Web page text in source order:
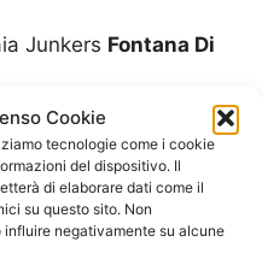
Cookie
tecnologie come i cookie
del dispositivo. Il
di elaborare dati come il
su questo sito. Non
negativamente su alcune
Junkers Fontana Di
Riello
Fontana Di
Rinnai Fontana Di
A Condensazione